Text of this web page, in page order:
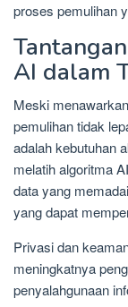
proses pemulihan
AI dalam
Meski
pemulihan tidak
adalah kebutuhan
melatih algoritma
data yang
yang dapat
Privasi dan
meningkatnya
penyalahgunaan